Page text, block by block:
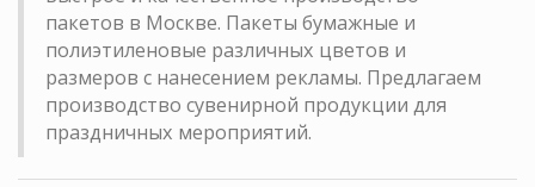
пакетов в Москве. Пакеты бумажные и
полиэтиленовые различных цветов и
размеров с нанесением рекламы. Предлагаем
производство сувенирной продукции для
праздничных мероприятий.